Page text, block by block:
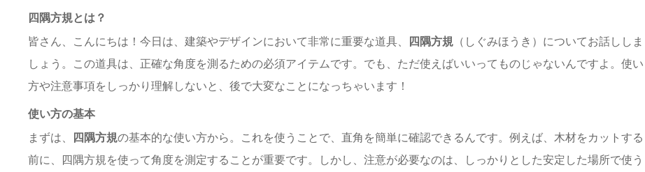
四隅方規とは？
皆さん、こんにちは！今日は、建築やデザインにおいて非常に重要な道具、 四隅方規 （しぐみほうき）についてお話ししま
しょう。この道具は、正確な角度を測るための必須アイテムです。でも、ただ使えばいいってものじゃないんですよ。使い
方や注意事項をしっかり理解しないと、後で大変なことになっちゃいます！
使い方の基本
まずは、 四隅方規の基本的な使い方から。これを使うことで、直角を簡単に確認できるんです。例えば、木材をカットする
前に、四隅方規を使って角度を測定することが重要です。しかし、注意が必要なのは、しっかりとした安定した場所で使う